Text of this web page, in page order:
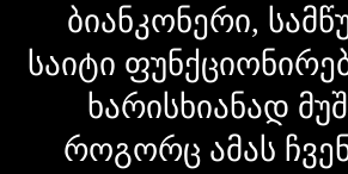
ბიანკონერი,
საიტი
ხარისხიანად
როგორც ამას